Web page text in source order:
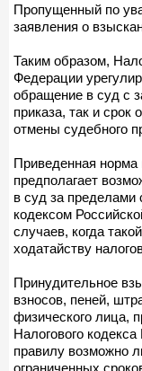
Пропущенный по
заявления о
Таким образом,
Федерации
обращение в суд с
приказа, так и
отмены судебного
Приведенная норма
предполагает
в суд за пределами
кодексом
случаев, когда
ходатайству
Принудительное
взносов, пеней,
физического лица,
Налогового
правилу возможно
ограниченных